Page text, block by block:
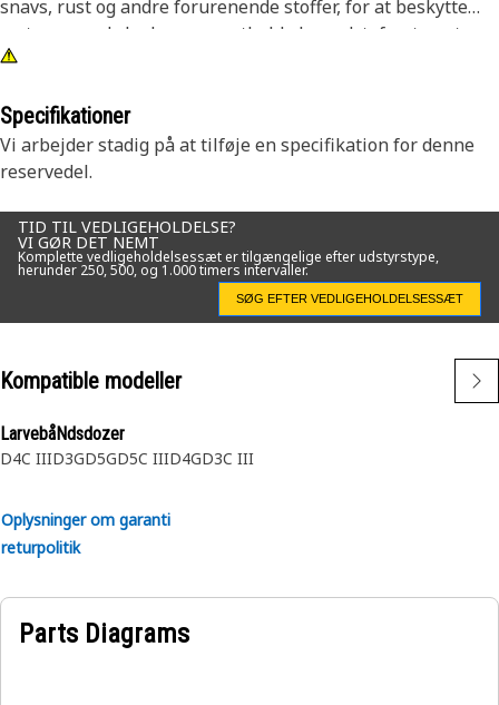
snavs, rust og andre forurenende stoffer, for at beskytte
motoren mod skader og opretholde brændstofsystemets
effektivitet.
Egenskaber:
• Forhindrer forurenende stoffer i at nå motoren.
• Reduktion af risikoen for skader og opretholdelse af
• Designet til at modstå kravene i brændstofsystemet og
miljøforholdene.
En brændstoffilterledningsskærm sikrer, at motoren
forhindrer skader og opretholder motorens og
Specifikationer
Vi arbejder stadig på at tilføje en specifikation for denne
reservedel.
TID TIL VEDLIGEHOLDELSE?
VI GØR DET NEMT
Komplette vedligeholdelsessæt er tilgængelige efter udstyrstype,
herunder 250, 500, og 1.000 timers intervaller.
SØG EFTER VEDLIGEHOLDELSESSÆT
Kompatible modeller
LarvebåNdsdozer
D4C IIID3GD5GD5C IIID4GD3C III
Oplysninger om garanti
returpolitik
Parts Diagrams